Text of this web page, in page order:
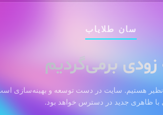
سان طلایاب
زودی برمی‌گردیم
هستیم. سایت در دست توسعه و بهینه‌سازی
با ظاهری جدید در دسترس خواهد بود.